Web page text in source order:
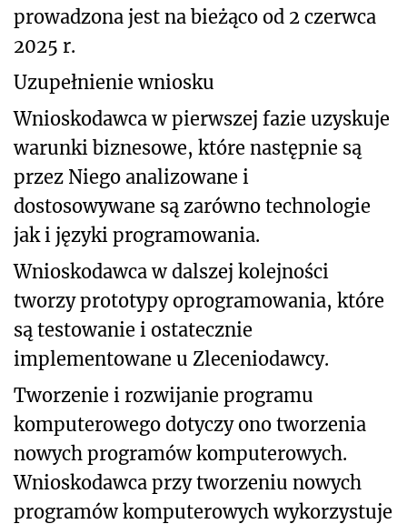
prowadzona jest na bieżąco od 2 czerwca
2025 r.
Uzupełnienie wniosku
Wnioskodawca w pierwszej fazie uzyskuje
warunki biznesowe, które następnie są
przez Niego analizowane i
dostosowywane są zarówno technologie
jak i języki programowania.
Wnioskodawca w dalszej kolejności
tworzy prototypy oprogramowania, które
są testowanie i ostatecznie
implementowane u Zleceniodawcy.
Tworzenie i rozwijanie programu
komputerowego dotyczy ono tworzenia
nowych programów komputerowych.
Wnioskodawca przy tworzeniu nowych
programów komputerowych wykorzystuje